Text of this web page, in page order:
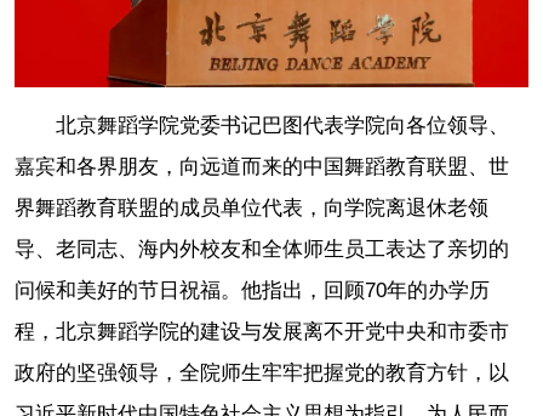
北京舞蹈学院党委书记巴图代表学院向各位领导、
嘉宾和各界朋友，向远道而来的中国舞蹈教育联盟、世
界舞蹈教育联盟的成员单位代表，向学院离退休老领
导、老同志、海内外校友和全体师生员工表达了亲切的
问候和美好的节日祝福。他指出，回顾70年的办学历
程，北京舞蹈学院的建设与发展离不开党中央和市委市
政府的坚强领导，全院师生牢牢把握党的教育方针，以